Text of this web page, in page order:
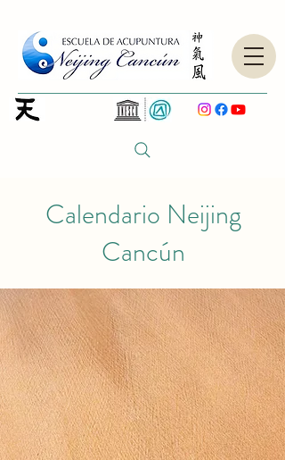
Calendario Neijing
Cancún